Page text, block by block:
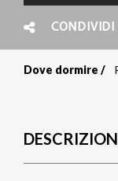
CONDIVIDI
pane
Dove dormire